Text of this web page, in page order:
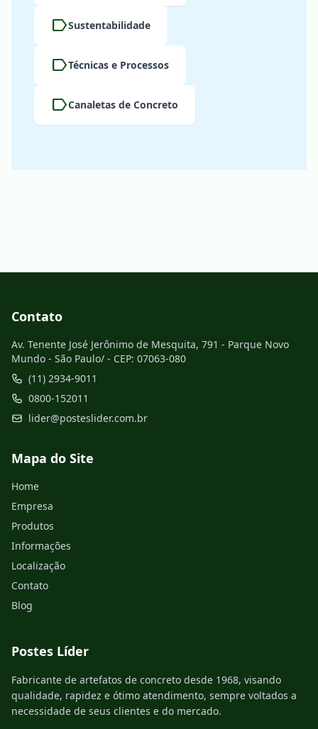
labelSustentabilidade
labelTécnicas e Processos
labelCanaletas de Concreto
Contato
Av. Tenente José Jerônimo de Mesquita, 791 - Parque Novo
Mundo - São Paulo/ - CEP: 07063-080
(11) 2934-9011
0800-152011
lider@posteslider.com.br
Mapa do Site
Home
Empresa
Produtos
Informações
Localização
Contato
Blog
Postes Líder
Fabricante de artefatos de concreto desde 1968, visando
qualidade, rapidez e ótimo atendimento, sempre voltados a
necessidade de seus clientes e do mercado.